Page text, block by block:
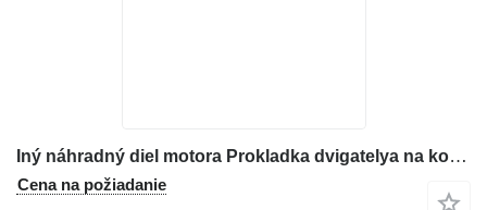
Iný náhradný diel motora Prokladka dvigatelya na kolesového nakladača Komatsu WA430
Cena na požiadanie